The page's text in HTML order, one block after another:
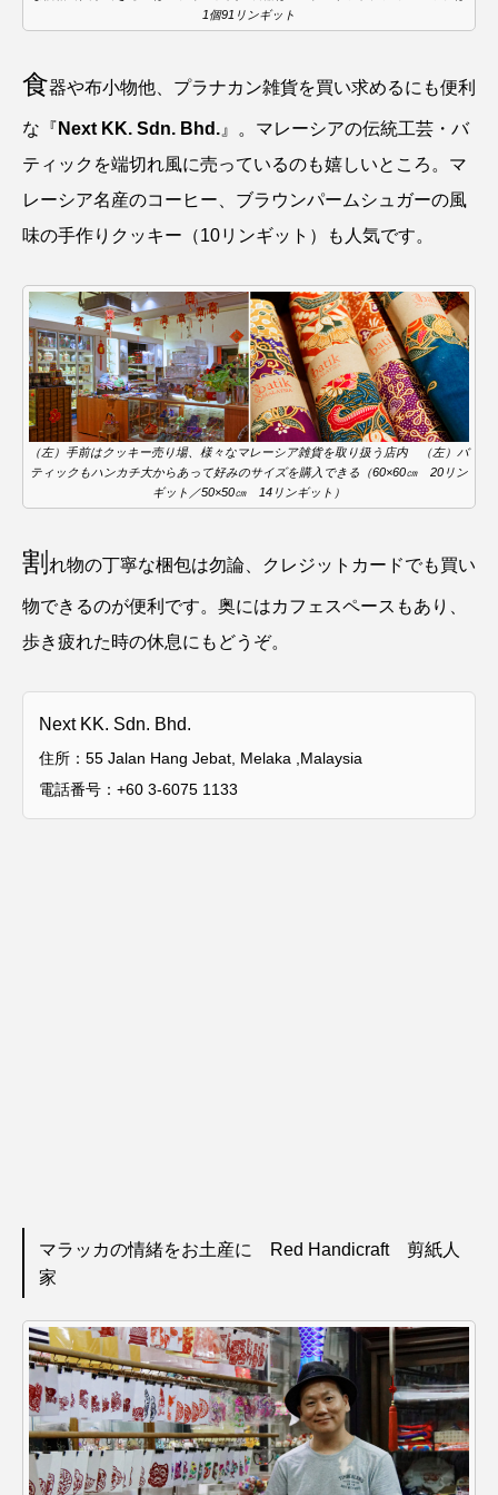
1個91リンギット
食器や布小物他、プラナカン雑貨を買い求めるにも便利
な『 Next KK. Sdn. Bhd. 』。マレーシアの伝統工芸・バ
ティックを端切れ風に売っているのも嬉しいところ。マ
レーシア名産のコーヒー、ブラウンパームシュガーの風
味の手作りクッキー（10リンギット）も人気です。
（左）手前はクッキー売り場、様々なマレーシア雑貨を取り扱う店内 （左）バ
ティックもハンカチ大からあって好みのサイズを購入できる（60×60㎝ 20リン
ギット／50×50㎝ 14リンギット）
割 れ物の丁寧な梱包は勿論、クレジットカードでも買い
物できるのが便利です。奥にはカフェスペースもあり、
歩き疲れた時の休息にもどうぞ。
Next KK. Sdn. Bhd.
住所：55 Jalan Hang Jebat, Melaka ,Malaysia
電話番号：+60 3-6075 1133
マラッカの情緒をお土産に Red Handicraft 剪紙人
家